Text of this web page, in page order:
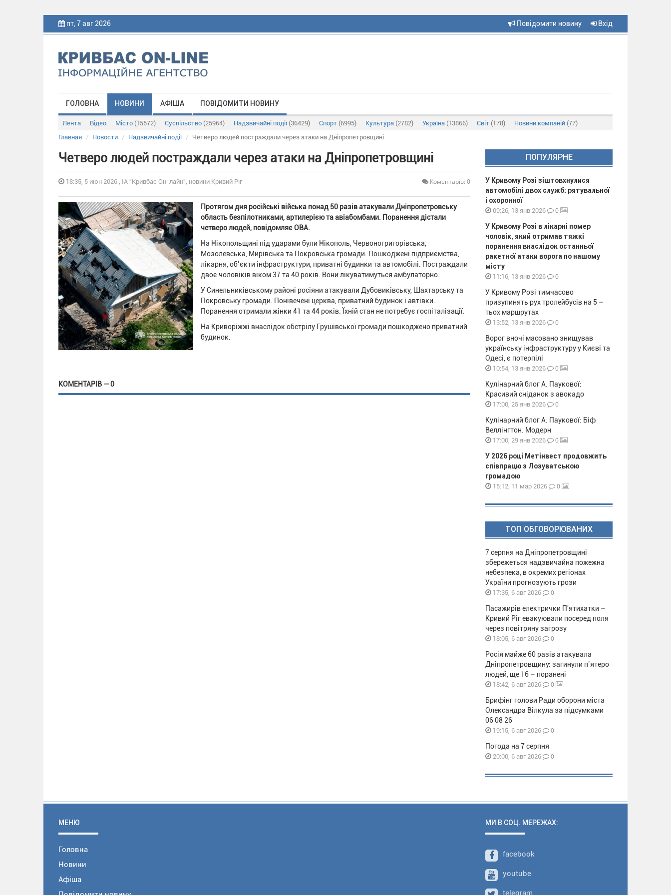
пт, 7 авг 2026 Повідомити новину Вхід
ГОЛОВНА НОВИНИ АФІША ПОВІДОМИТИ НОВИНУ
Лента Відео Місто (15572) Суспільство (25964) Надзвичайні події (36429) Спорт (6995) Культура (2782) Україна (13866) Світ (178) Новини компаній (77)
Главная
Новости Надзвичайні події Четверо людей постраждали через атаки на Дніпропетровщині
Четверо людей постраждали через атаки на Дніпропетровщині
18:35, 5 июн 2026 , ІА "Кривбас Он-лайн", новини Кривий Ріг Коментарів: 0
Протягом дня російські війська понад 50 разів атакували Дніпропетровську
область безпілотниками, артилерією та авіабомбами. Поранення дістали
четверо людей, повідомляє ОВА.
На Нікопольщині під ударами були Нікополь, Червоногригорівська,
Мозолевська, Мирівська та Покровська громади. Пошкоджені підприємства,
лікарня, об’єкти інфраструктури, приватні будинки та автомобілі. Постраждали
двоє чоловіків віком 37 та 40 років. Вони лікуватимуться амбулаторно.
У Синельниківському районі росіяни атакували Дубовиківську, Шахтарську та
Покровську громади. Понівечені церква, приватний будинок і автівки.
Поранення отримали жінки 41 та 44 років. Їхній стан не потребує госпіталізації.
На Криворіжжі внаслідок обстрілу Грушівської громади пошкоджено приватний
будинок.
КОМЕНТАРІВ — 0
ПОПУЛЯРНЕ
У Кривому Розі зіштовхнулися
автомобілі двох служб: рятувальної
і охоронної
09:26, 13 янв 2026 0
У Кривому Розі в лікарні помер
чоловік, який отримав тяжкі
поранення внаслідок останньої
ракетної атаки ворога по нашому
місту
11:16, 13 янв 2026 0
У Кривому Розі тимчасово
призупинять рух тролейбусів на 5 –
тьох маршрутах
13:52, 13 янв 2026 0
Ворог вночі масовано знищував
українську інфраструктуру у Києві та
Одесі, є потерпілі
10:54, 13 янв 2026 0
Кулінарний блог А. Паукової:
Красивий сніданок з авокадо
17:00, 25 янв 2026 0
Кулінарний блог А. Паукової: Біф
Веллінгтон. Модерн
17:00, 29 янв 2026 0
У 2026 році Метінвест продовжить
співпрацю з Лозуватською
громадою
15:12, 11 мар 2026 0
ТОП ОБГОВОРЮВАНИХ
7 серпня на Дніпропетровщині
збережеться надзвичайна пожежна
небезпека, в окремих регіонах
України прогнозують грози
17:35, 6 авг 2026 0
Пасажирів електрички П'ятихатки –
Кривий Ріг евакуювали посеред поля
через повітряну загрозу
18:05, 6 авг 2026 0
Росія майже 60 разів атакувала
Дніпропетровщину: загинули п’ятеро
людей, ще 16 – поранені
18:42, 6 авг 2026 0
Брифінг голови Ради оборони міста
Олександра Вілкула за підсумками
06 08 26
19:15, 6 авг 2026 0
Погода на 7 серпня
20:00, 6 авг 2026 0
МЕНЮ
Головна
Новини
Афіша
МИ В СОЦ. МЕРЕЖАХ:
facebook
youtube
telegram